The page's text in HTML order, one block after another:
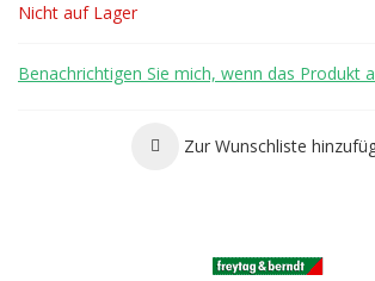
Nicht auf Lager
Benachrichtigen Sie mich, wenn das Produkt
Zur Wunschliste